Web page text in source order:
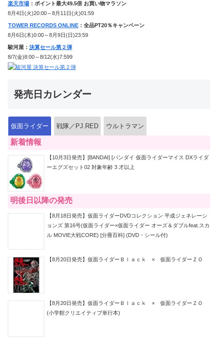
楽天市場 ：ポイント最大49.5倍 お買い物マラソン
8月4日(火)20:00～8月11日(火)01:59
TOWER RECORDS ONLINE ：全品PT20％キャンペーン
8月6日(木)0:00～8月9日(日)23:59
駿河屋： 決算セール第２弾
8/7(金)8:00～8/12(水)7:599
発売日カレンダー
仮面ライダー 戦隊／PJ.RED ウルトラマン
新着情報
【10月3日発売】[BANDAI] [バンダイ 仮面ライダーマイス DXライダ
ーエグズセット02 対象年齢 3 才以上
明後日以降の発売
【8月18日発売】仮面ライダーDVDコレクション 平成ジェネレーシ
ョンズ 第16号(仮面ライダー×仮面ライダー オーズ＆ダブルfeat.スカ
ル MOVIE大戦CORE) [分冊百科] (DVD・シール付)
【8月20日発売】仮面ライダーＢｌａｃｋ × 仮面ライダーＺＯ
【8月20日発売】仮面ライダーＢｌａｃｋ × 仮面ライダーＺＯ
(小学館クリエイティブ単行本)